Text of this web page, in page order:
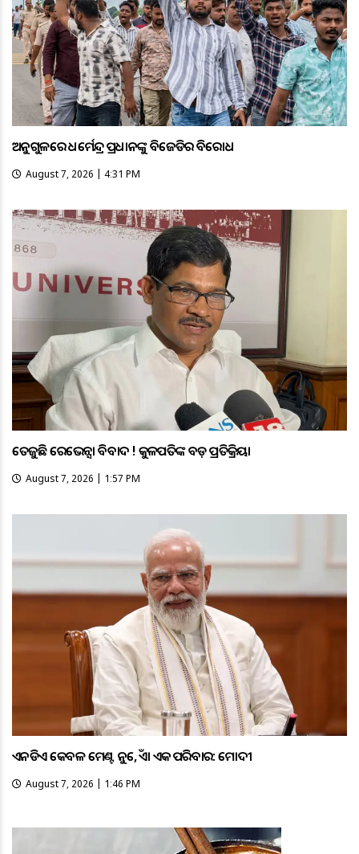
ଅନୁଗୁଳରେ ଧର୍ମେନ୍ଦ୍ର ପ୍ରଧାନଙ୍କୁ ବିଜେଡିର ବିରୋଧ
August 7, 2026 | 4:31 PM
ତେଜୁଛି ରେଭେନ୍ସା ବିବାଦ ! କୁଳପତିଙ୍କ ବଡ଼ ପ୍ରତିକ୍ରିୟା
August 7, 2026 | 1:57 PM
ଏନଡିଏ କେବଳ ମେଣ୍ଟ ନୁହେଁ, ଏହା ଏକ ପରିବାର: ମୋଦୀ
August 7, 2026 | 1:46 PM